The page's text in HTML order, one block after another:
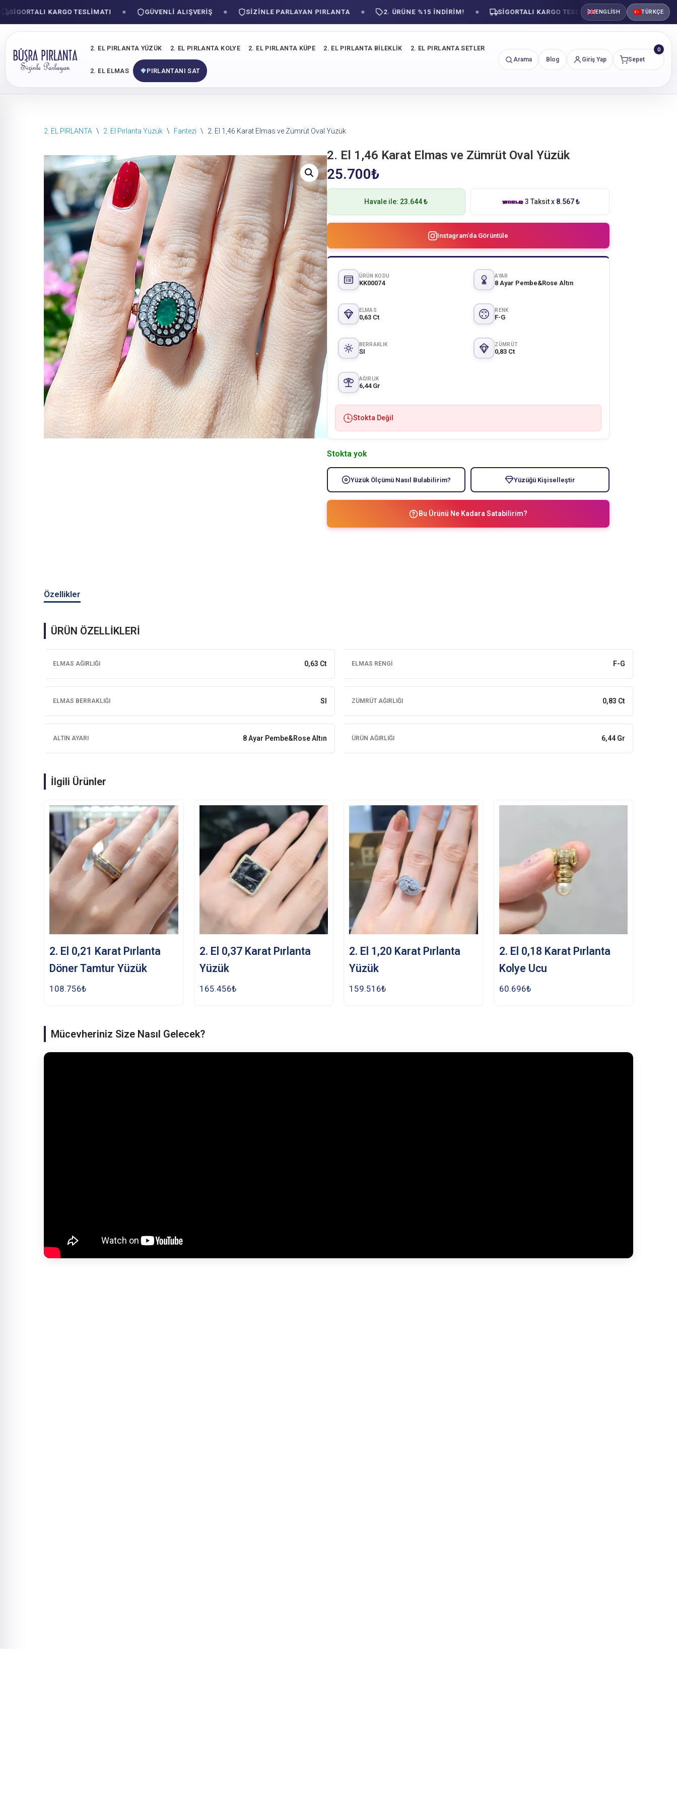
ENGLISH TÜRKÇE
KARGO TESLIMATI GÜVENLI ALIŞVERIŞ SIZINLE PARLAYAN PIRLANTA 2. ÜRÜNE %15 İNDİRİM! SIGORTALI KARGO TESLIMATI GÜVENLI
2. EL PIRLANTA YÜZÜK 2. EL PIRLANTA KOLYE 2. EL PIRLANTA KÜPE 2. EL PIRLANTA BILEKLIK 2. EL PIRLANTA SETLER
2. EL ELMAS PIRLANTANI SAT
Arama Blog Giriş Yap Sepet
0
2. EL PIRLANTA \ 2. El Pırlanta Yüzük \ Fantezi \ 2. El 1,46 Karat Elmas ve Zümrüt Oval Yüzük
2. El 1,46 Karat Elmas ve Zümrüt Oval Yüzük
25.700₺
Havale ile: 23.644 ₺ 3 Taksit x 8.567 ₺
Instagram'da Görüntüle
ÜRÜN KODU
KK00074
AYAR
8 Ayar Pembe&Rose Altın
ELMAS
0,63 Ct
RENK
F-G
BERRAKLIK
SI
ZÜMRÜT
0,83 Ct
AĞIRLIK
6,44 Gr
Stokta Değil
Stokta yok
Yüzük Ölçümü Nasıl Bulabilirim? Yüzüğü Kişiselleştir
Bu Ürünü Ne Kadara Satabilirim?
Özellikler
ÜRÜN ÖZELLİKLERİ
ELMAS AĞIRLIĞI 0,63 Ct ELMAS RENGI F-G
ELMAS BERRAKLIĞI SI ZÜMRÜT AĞIRLIĞI 0,83 Ct
ALTIN AYARI 8 Ayar Pembe&Rose Altın ÜRÜN AĞIRLIĞI 6,44 Gr
İlgili Ürünler
2. El 0,21 Karat Pırlanta
Döner Tamtur Yüzük
108.756₺
2. El 0,37 Karat Pırlanta
Yüzük
165.456₺
2. El 1,20 Karat Pırlanta
Yüzük
159.516₺
2. El 0,18 Karat Pırlanta
Kolye Ucu
60.696₺
Mücevheriniz Size Nasıl Gelecek?